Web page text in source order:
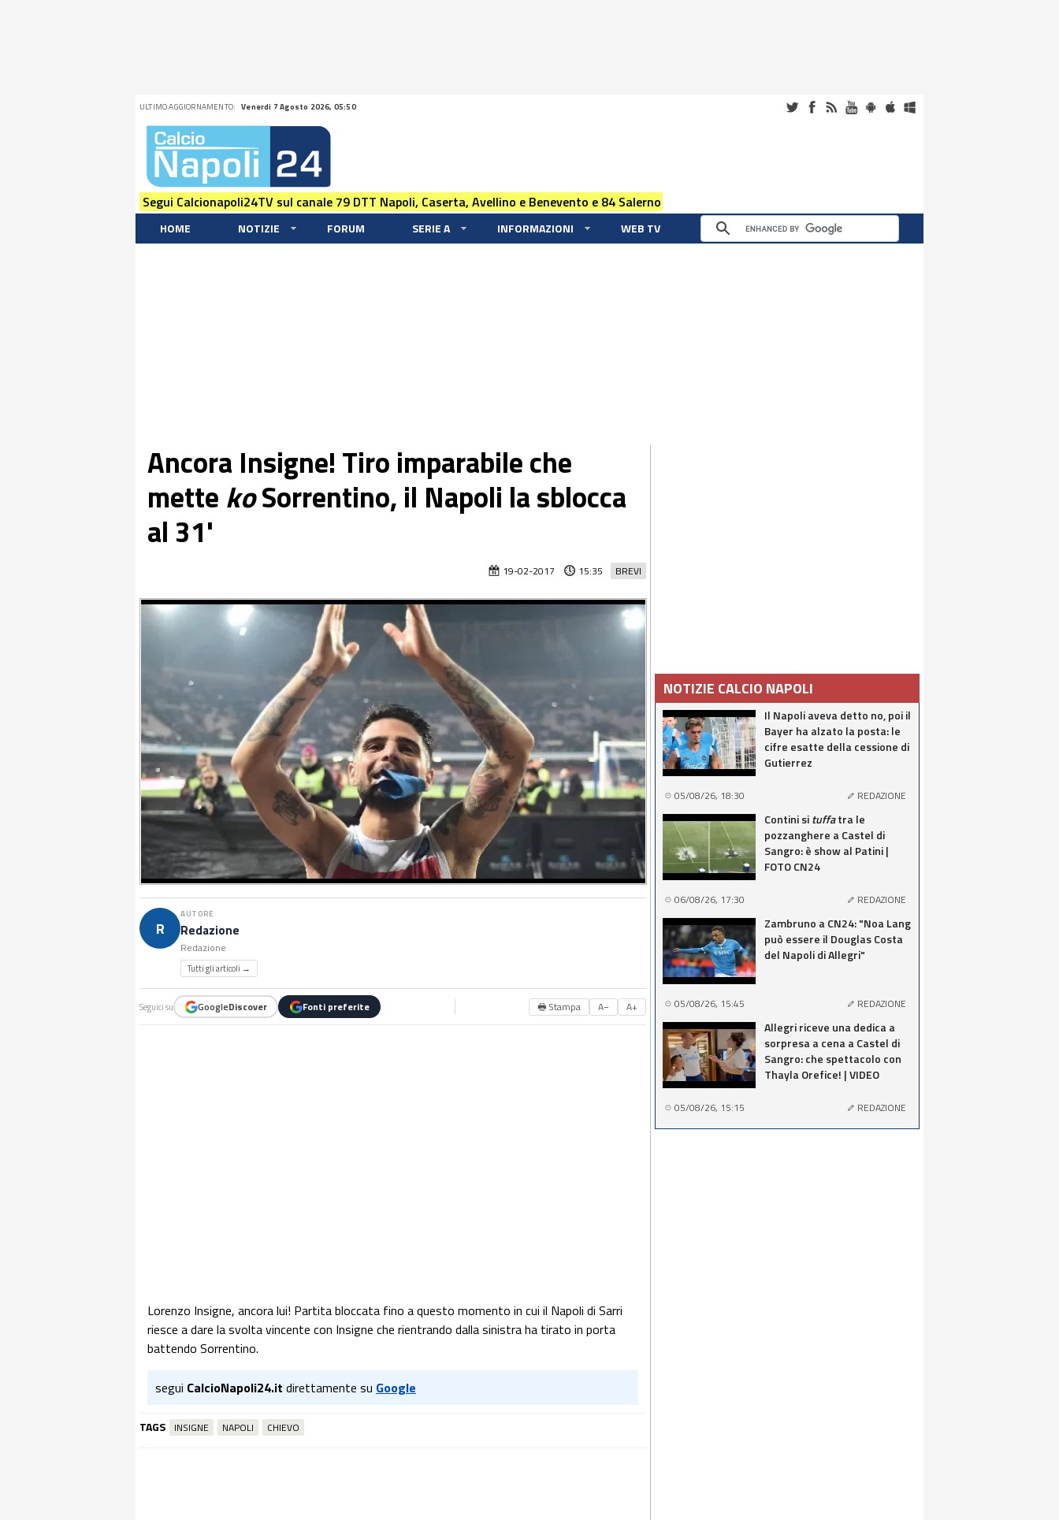
ULTIMO AGGIORNAMENTO: Venerdi 7 Agosto 2026, 05:50
Segui Calcionapoli24TV sul canale 79 DTT Napoli, Caserta, Avellino e Benevento e 84 Salerno
HOME NOTIZIE FORUM SERIE A INFORMAZIONI WEB TV
Ancora Insigne! Tiro imparabile che
mette koSorrentino, il Napoli la sblocca
al 31'
BREVI
19-02-2017 15:35
R
AUTORE
Redazione
Redazione
Tutti gli articoli →
Seguici su GoogleDiscover Fonti preferite 🖶 Stampa A− A+
Lorenzo Insigne, ancora lui! Partita bloccata fino a questo momento in cui il Napoli di Sarri
riesce a dare la svolta vincente con Insigne che rientrando dalla sinistra ha tirato in porta
battendo Sorrentino.
segui CalcioNapoli24.it direttamente su Google
TAGS INSIGNE NAPOLI CHIEVO
NOTIZIE CALCIO NAPOLI
Il Napoli aveva detto no, poi il
Bayer ha alzato la posta: le
cifre esatte della cessione di
Gutierrez
05/08/26, 18:30 REDAZIONE
Contini situffatra le
pozzanghere a Castel di
Sangro: è show al Patini |
FOTO CN24
06/08/26, 17:30 REDAZIONE
Zambruno a CN24: "Noa Lang
può essere il Douglas Costa
del Napoli di Allegri"
05/08/26, 15:45 REDAZIONE
Allegri riceve una dedica a
sorpresa a cena a Castel di
Sangro: che spettacolo con
Thayla Orefice! | VIDEO
05/08/26, 15:15 REDAZIONE